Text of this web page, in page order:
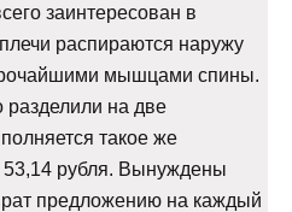
заинтересован в
распираются наружу
мышцами спины.
разделили на две
такое же
53,14 рубля. Вынуждены
предложению на каждый